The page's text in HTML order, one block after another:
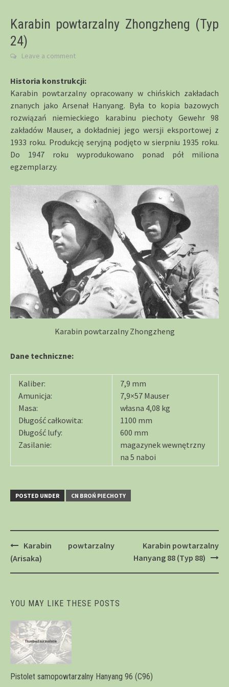
Karabin powtarzalny Zhongzheng (Typ
24)
Leave a comment
Historia konstrukcji:
Karabin powtarzalny opracowany w chińskich zakładach
znanych jako Arsenał Hanyang. Była to kopia bazowych
rozwiązań niemieckiego karabinu piechoty Gewehr 98
zakładów Mauser, a dokładniej jego wersji eksportowej z
1933 roku. Produkcję seryjną podjęto w sierpniu 1935 roku.
Do 1947 roku wyprodukowano ponad pół miliona
egzemplarzy.
Karabin powtarzalny Zhongzheng
Dane techniczne:
Kaliber:
Amunicja:
Masa:
Długość całkowita:
Długość lufy:
Zasilanie:
7,9 mm
7,9×57 Mauser
własna 4,08 kg
1100 mm
600 mm
magazynek wewnętrzny
na 5 naboi
POSTED UNDER CN BROŃ PIECHOTY
Post
navigation
Karabin powtarzalny
(Arisaka)
Karabin powtarzalny
Hanyang 88 (Typ 88)
YOU MAY LIKE THESE POSTS
Pistolet samopowtarzalny Hanyang 96 (C96)